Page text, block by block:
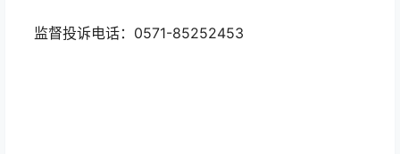
监督投诉电话：0571-85252453